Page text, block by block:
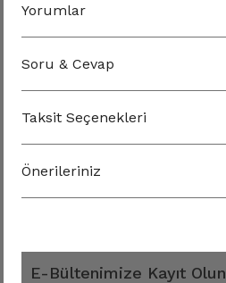
Yorumlar
Soru & Cevap
Taksit Seçenekleri
Önerileriniz
E-Bültenimize Kayıt Olun